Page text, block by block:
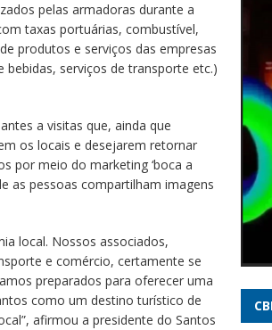
pelas armadoras durante a
taxas portuárias, combustível,
produtos e serviços das empresas
serviços de transporte etc.)
a visitas que, ainda que
os locais e desejarem retornar
por meio do marketing ‘boca a
as pessoas compartilham imagens
local. Nossos associados,
e comércio, certamente se
preparados para oferecer uma
como um destino turístico de
afirmou a presidente do Santos
e
e